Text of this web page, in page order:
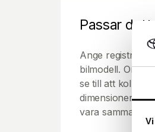
Passar
Ange
bilmodell. Om
se till att kolla en
dimensioner.
vara samma